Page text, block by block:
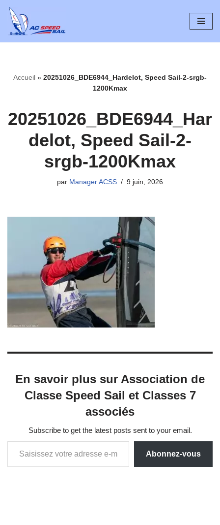
Aller
au
Accueil » 20251026_BDE6944_Hardelot, Speed Sail-2-srgb-
1200Kmax
20251026_BDE6944_Har
delot, Speed Sail-2-
srgb-1200Kmax
par Manager ACSS 9 juin, 2026
En savoir plus sur Association de
Classe Speed Sail et Classes 7
associés
Subscribe to get the latest posts sent to your email.
Abonnez-vous